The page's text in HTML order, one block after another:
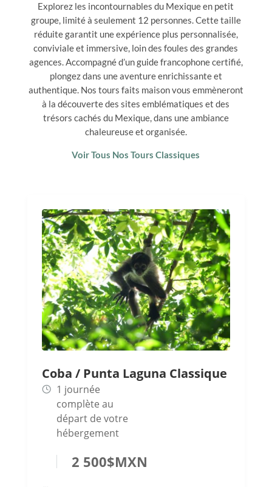
Explorez les incontournables du Mexique en petit
groupe, limité à seulement 12 personnes. Cette taille
réduite garantit une expérience plus personnalisée,
conviviale et immersive, loin des foules des grandes
agences. Accompagné d’un guide francophone certifié,
plongez dans une aventure enrichissante et
authentique. Nos tours faits maison vous emmèneront
à la découverte des sites emblématiques et des
trésors cachés du Mexique, dans une ambiance
chaleureuse et organisée.
Voir Tous Nos Tours Classiques
Coba / Punta Laguna Classique
1 journée
complète au
départ de votre
hébergement
2 500$MXN